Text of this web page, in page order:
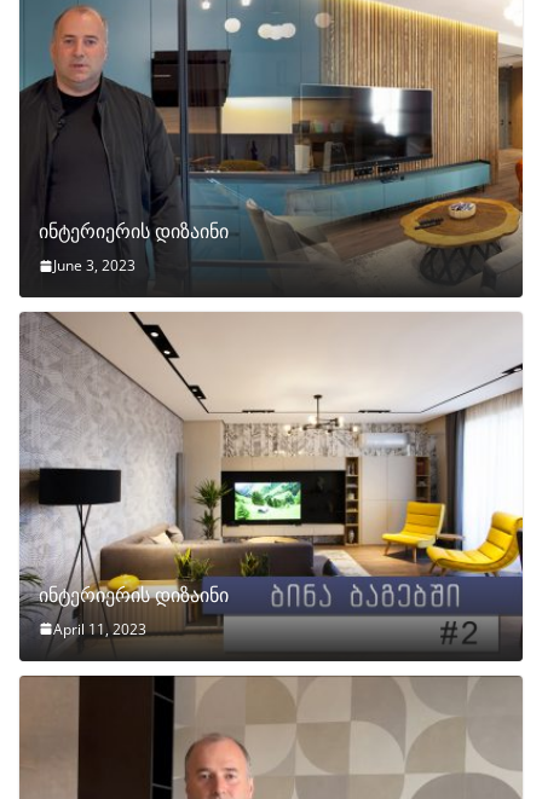
ინტერიერის დიზაინი
June 3, 2023
ინტერიერის დიზაინი
April 11, 2023